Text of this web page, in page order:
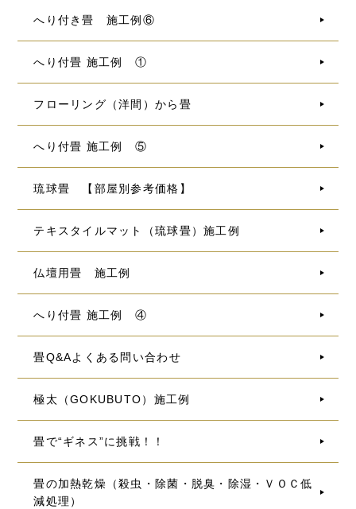
へり付き畳 施工例⑥
へり付畳 施工例 ①
フローリング（洋間）から畳
へり付畳 施工例 ⑤
琉球畳 【部屋別参考価格】
テキスタイルマット（琉球畳）施工例
仏壇用畳 施工例
へり付畳 施工例 ④
畳Q&Aよくある問い合わせ
極太（GOKUBUTO）施工例
畳で“ギネス”に挑戦！！
畳の加熱乾燥（殺虫・除菌・脱臭・除湿・ＶＯＣ低
減処理）